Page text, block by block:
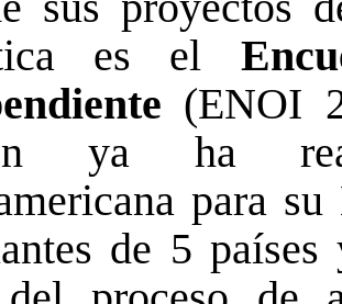
es el
(ENOI
ya ha
para
de 5